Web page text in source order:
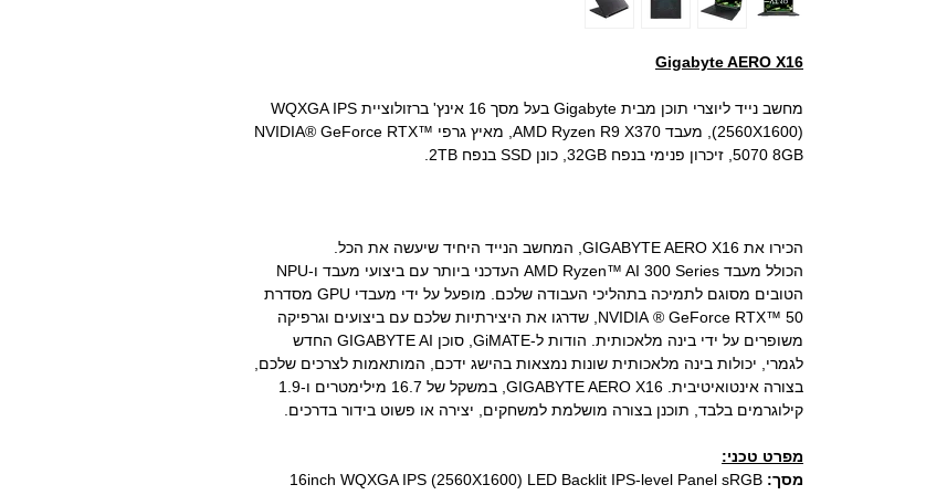
Gigabyte AERO X16
מחשב נייד ליוצרי תוכן מבית Gigabyte בעל מסך 16 אינץ' ברזולוציית WQXGA IPS
(2560X1600), מעבד AMD Ryzen R9 X370, מאיץ גרפי NVIDIA® GeForce RTX™
5070 8GB, זיכרון פנימי בנפח 32GB, כונן SSD בנפח 2TB.
הכירו את GIGABYTE AERO X16, המחשב הנייד היחיד שיעשה את הכל.
הכולל מעבד AMD Ryzen™ AI 300 Series העדכני ביותר עם ביצועי מעבד ו-NPU
הטובים מסוגם לתמיכה בתהליכי העבודה שלכם. מופעל על ידי מעבדי GPU מסדרת
NVIDIA ® GeForce RTX™ 50, שדרגו את היצירתיות שלכם עם ביצועים וגרפיקה
משופרים על ידי בינה מלאכותית. הודות ל-GiMATE, סוכן GIGABYTE AI החדש
לגמרי, יכולות בינה מלאכותית שונות נמצאות בהישג ידכם, המותאמות לצרכים שלכם,
בצורה אינטואיטיבית. GIGABYTE AERO X16, במשקל של 16.7 מילימטרים ו-1.9
קילוגרמים בלבד, תוכנן בצורה מושלמת למשחקים, יצירה או פשוט בידור בדרכים.
מפרט טכני:
מסך: 16inch WQXGA IPS (2560X1600) LED Backlit IPS-level Panel sRGB